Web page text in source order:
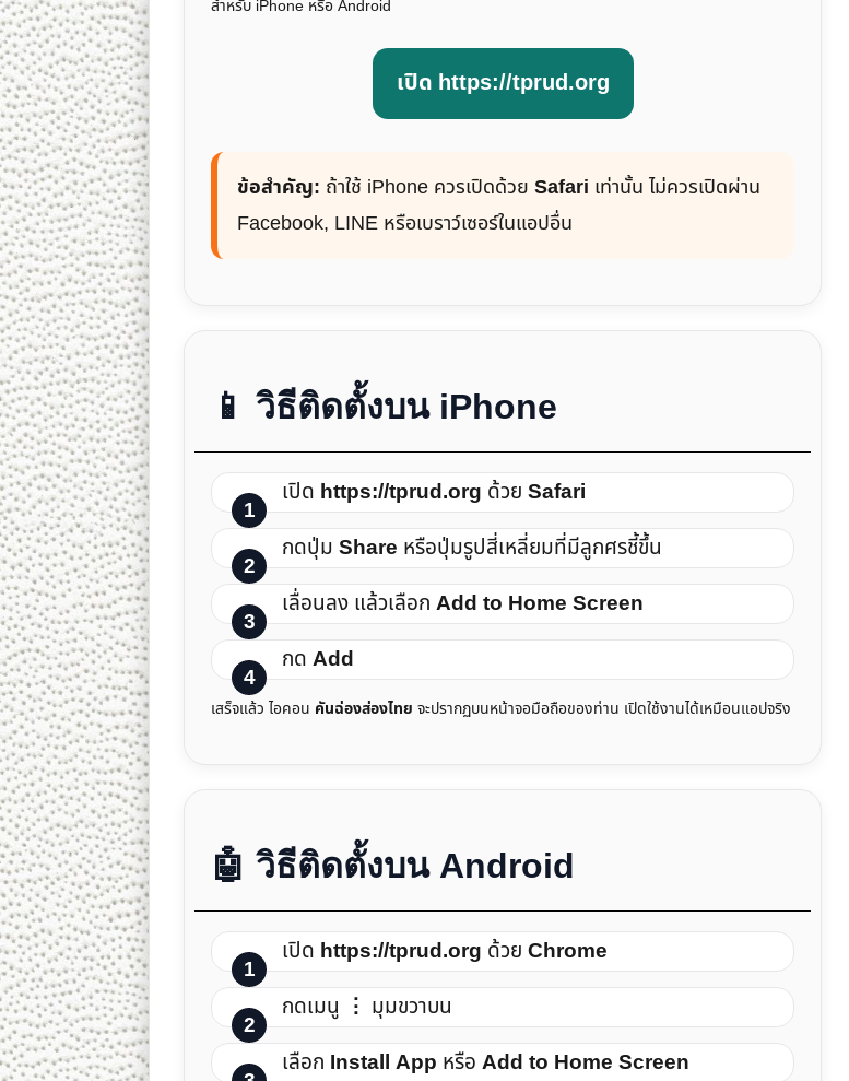
สำหรับ iPhone หรือ Android
เปิด https://tprud.org
ข้อสำคัญ: ถ้าใช้ iPhone ควรเปิดด้วย Safari เท่านั้น ไม่ควรเปิดผ่าน
Facebook, LINE หรือเบราว์เซอร์ในแอปอื่น
📱 วิธีติดตั้งบน iPhone
เปิด https://tprud.org ด้วย Safari
กดปุ่ม Share หรือปุ่มรูปสี่เหลี่ยมที่มีลูกศรชี้ขึ้น
เลื่อนลง แล้วเลือก Add to Home Screen
กด Add
เสร็จแล้ว ไอคอน คันฉ่องส่องไทย จะปรากฏบนหน้าจอมือถือของท่าน เปิดใช้งานได้เหมือนแอปจริง
🤖 วิธีติดตั้งบน Android
เปิด https://tprud.org ด้วย Chrome
กดเมนู ⋮ มุมขวาบน
เลือก Install App หรือ Add to Home Screen